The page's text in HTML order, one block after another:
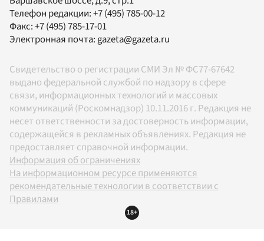
Телефон редакции:+7 (495) 785-00-12
Факс:+7 (495) 785-17-01
Электронная почта:gazeta@gazeta.ru
Свидетельство о регистрации СМИ Эл № ФС77-67642
выдано федеральной службой по надзору в сфере
связи, информационных технологий и массовых
коммуникаций (Роскомнадзор) 10.11.2016 г. Редакция не
несет ответственности за достоверность информации,
содержащейся в рекламных объявлениях. Редакция не
предоставляет справочной информации.
Информация об ограничениях
На информационном ресурсе применяются
рекомендательные технологии в соответствии с
Правилами
18+